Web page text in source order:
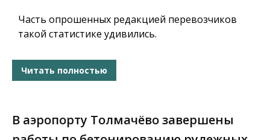
Часть опрошенных редакцией перевозчиков
такой статистике удивились.
Читать полностью
В аэропорту Толмачёво завершены